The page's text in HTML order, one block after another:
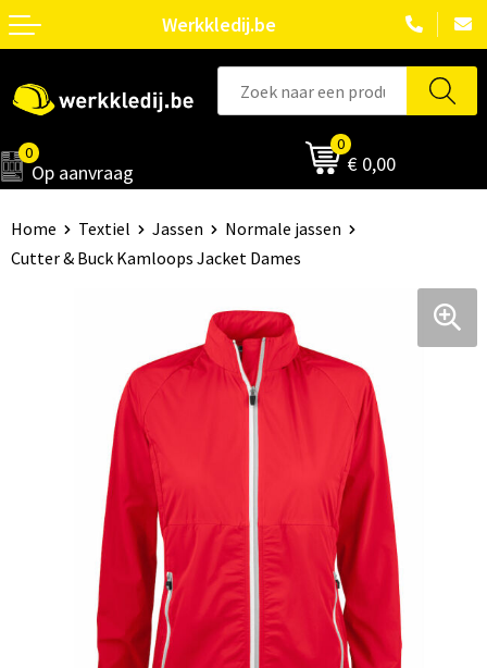
Werkkledij.be
0
Op aanvraag
0
€ 0,00
Home Textiel Jassen
Normale jassen
Cutter & Buck Kamloops Jacket Dames